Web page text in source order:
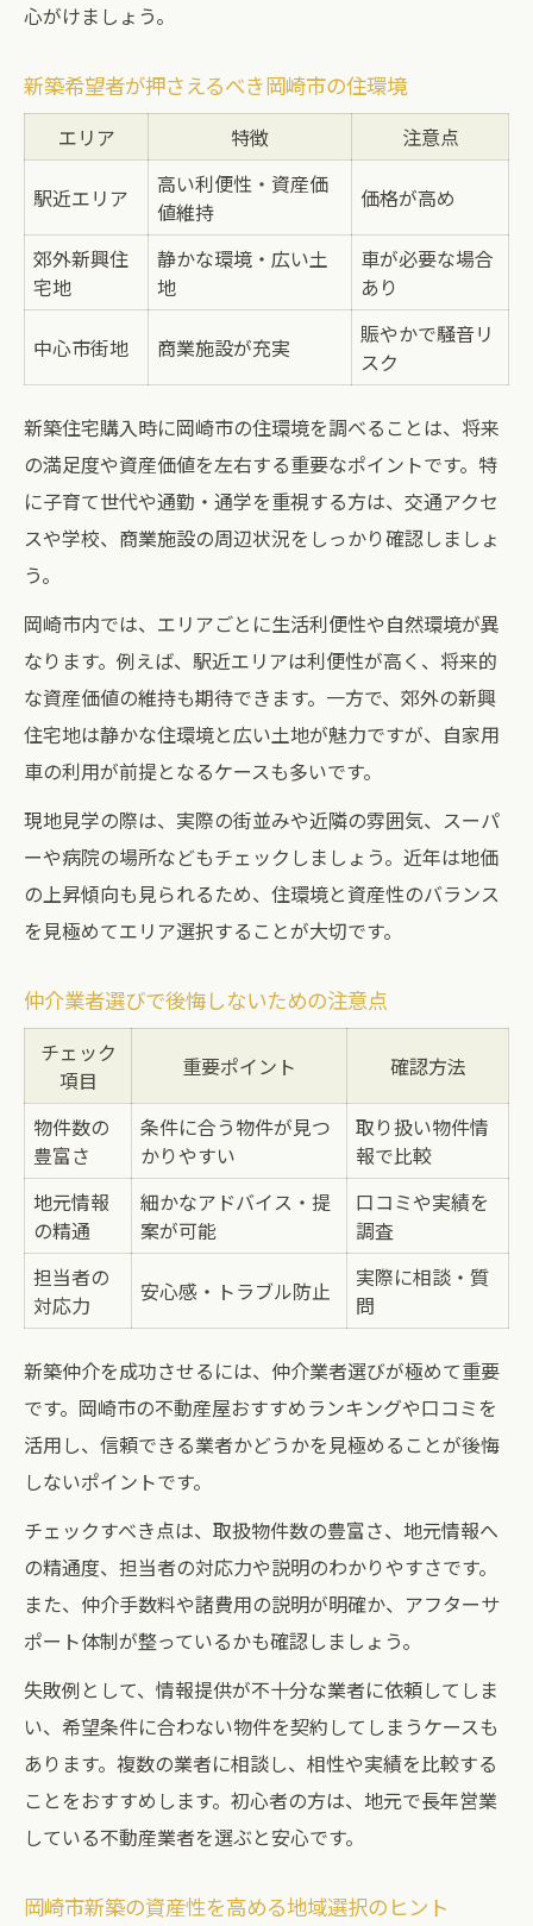
岡崎市移住支援金の条件と申請方法を確認
岡崎市で理想の新築に出会える方法をまとめて
紹介
理想の新築を探すための情報収集術
岡崎市新築仲介の最新動向をチェック
現地見学で新築住宅の魅力を体感する
新築仲介で叶える家族の希望条件整理表
岡崎市新築選びのおすすめアプローチ
心がけましょう。
新築希望者が押さえるべき岡崎市の住環境
エリア 特徴 注意点
駅近エリア
高い利便性・資産価
値維持
価格が高め
郊外新興住
宅地
静かな環境・広い土
地
車が必要な場合
あり
中心市街地 商業施設が充実
賑やかで騒音リ
スク
新築住宅購入時に岡崎市の住環境を調べることは、将来
の満足度や資産価値を左右する重要なポイントです。特
に子育て世代や通勤・通学を重視する方は、交通アクセ
スや学校、商業施設の周辺状況をしっかり確認しましょ
う。
岡崎市内では、エリアごとに生活利便性や自然環境が異
なります。例えば、駅近エリアは利便性が高く、将来的
な資産価値の維持も期待できます。一方で、郊外の新興
住宅地は静かな住環境と広い土地が魅力ですが、自家用
車の利用が前提となるケースも多いです。
現地見学の際は、実際の街並みや近隣の雰囲気、スーパ
ーや病院の場所などもチェックしましょう。近年は地価
の上昇傾向も見られるため、住環境と資産性のバランス
を見極めてエリア選択することが大切です。
仲介業者選びで後悔しないための注意点
チェック
項目
重要ポイント 確認方法
物件数の
豊富さ
条件に合う物件が見つ
かりやすい
取り扱い物件情
報で比較
地元情報
の精通
細かなアドバイス・提
案が可能
口コミや実績を
調査
担当者の
対応力
安心感・トラブル防止
実際に相談・質
問
新築仲介を成功させるには、仲介業者選びが極めて重要
です。岡崎市の不動産屋おすすめランキングや口コミを
活用し、信頼できる業者かどうかを見極めることが後悔
しないポイントです。
チェックすべき点は、取扱物件数の豊富さ、地元情報へ
の精通度、担当者の対応力や説明のわかりやすさです。
また、仲介手数料や諸費用の説明が明確か、アフターサ
ポート体制が整っているかも確認しましょう。
失敗例として、情報提供が不十分な業者に依頼してしま
い、希望条件に合わない物件を契約してしまうケースも
あります。複数の業者に相談し、相性や実績を比較する
ことをおすすめします。初心者の方は、地元で長年営業
している不動産業者を選ぶと安心です。
岡崎市新築の資産性を高める地域選択のヒント